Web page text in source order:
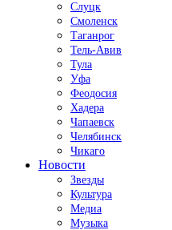
Слуцк
Смоленск
Таганрог
Тель-Авив
Тула
Уфа
Феодосия
Хадера
Чапаевск
Челябинск
Чикаго
Новости
Звезды
Культура
Медиа
Музыка